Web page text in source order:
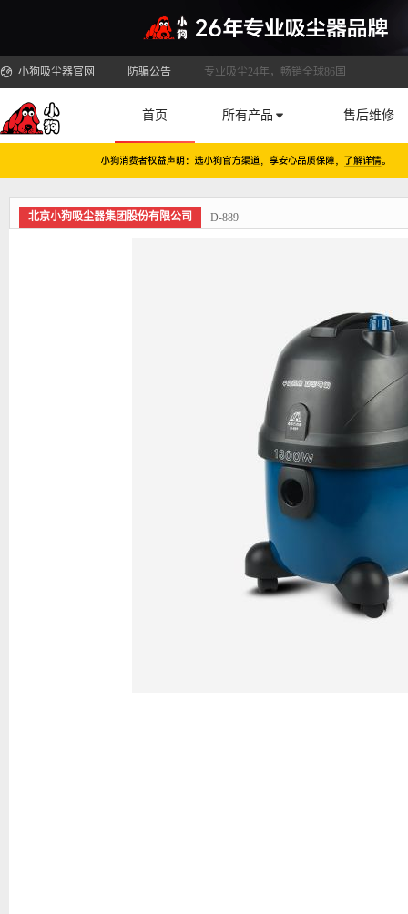
小狗吸尘器官网 防骗公告 专业吸尘24年，畅销全球86国
首页 所有产品 售后维修
北京小狗吸尘器集团股份有限公司 D-889